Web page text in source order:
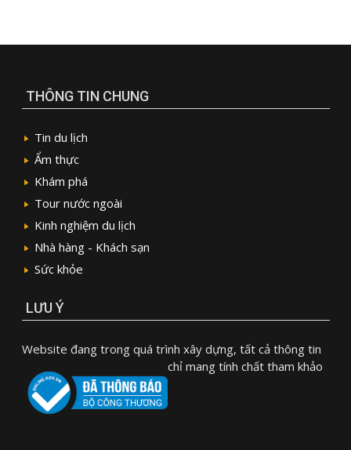
THÔNG TIN CHUNG
Tin du lịch
Ẩm thực
Khám phá
Tour nước ngoài
Kinh nghiệm du lịch
Nhà hàng - Khách sạn
Sức khỏe
LƯU Ý
Website đang trong quá trình xây dựng, tất cả thông tin
chỉ mang tính chất tham khảo